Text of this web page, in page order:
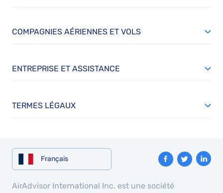
COMPAGNIES AÉRIENNES ET VOLS
ENTREPRISE ET ASSISTANCE
TERMES LÉGAUX
Français
AirAdvisor International Inc. est une société